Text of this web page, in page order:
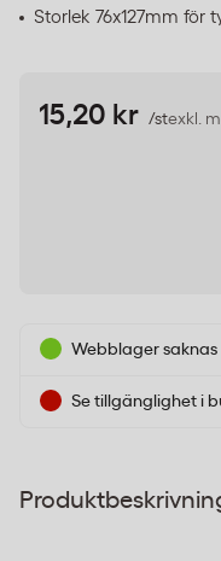
Storlek 76x127mm för
15,20 kr /stexkl.
Webblager saknas
Se tillgänglighet i